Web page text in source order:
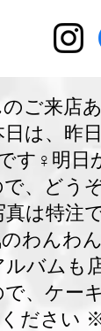
ご来店
は、昨
す‍♀️明日
、どう
は特注
わんわ
バムも
、ケー
ださい